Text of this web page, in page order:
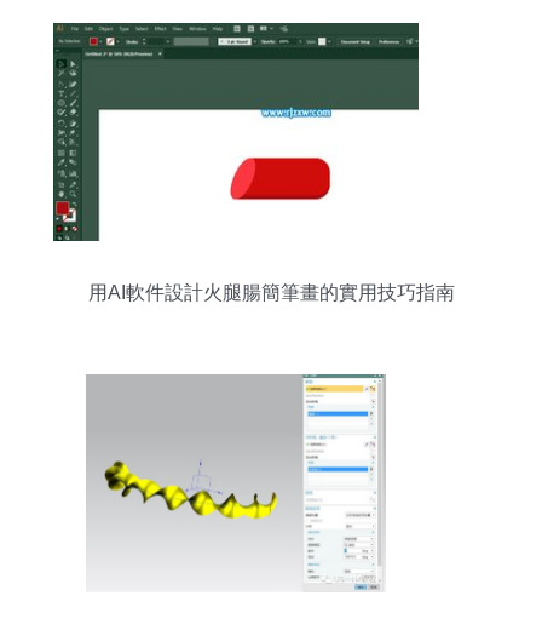
用AI軟件設計火腿腸簡筆畫的實用技巧指南